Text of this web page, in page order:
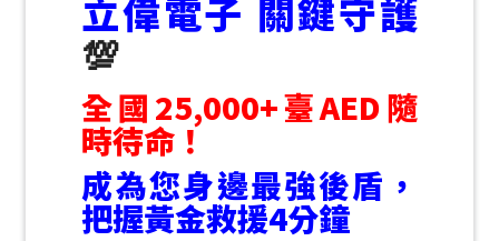
立偉電子 關鍵守護
💯
全國25,000+臺AED隨
時待命！
成為您身邊最強後盾，
把握黃金救援4分鐘